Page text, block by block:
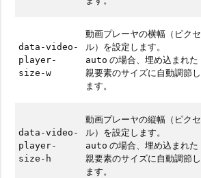
data-video-
player-
size-w
動画プレーヤの横幅（ピクセ
ル）を設定します。
auto の場合、埋め込まれた
親要素のサイズに自動調節し
ます。
data-video-
player-
size-h
動画プレーヤの縦幅（ピクセ
ル）を設定します。
auto の場合、埋め込まれた
親要素のサイズに自動調節し
ます。